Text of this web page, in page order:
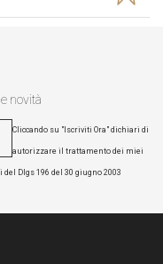
novità
Cliccando su "Iscriviti Ora" dichiari di
autorizzare il trattamento dei miei
Dlgs 196 del 30 giugno 2003